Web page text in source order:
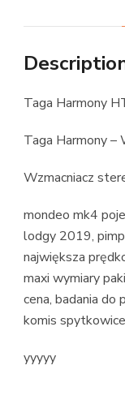
Taga Harmony
Taga Harmony –
Wzmacniacz
mondeo mk4
lodgy 2019,
największa
maxi wymiary
cena, badania do
komis
yyyyy